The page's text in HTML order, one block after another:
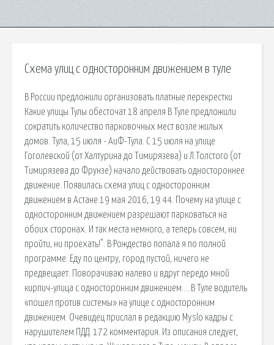
Схема улиц с односторонним движением в туле
В России предложили организовать платные перекрестки
Какие улицы Тулы обесточат 18 апреля В Туле предложили
сократить количество парковочных мест возле жилых
домов. Тула, 15 июля - АиФ-Тула. С 15 июля на улице
Гоголевской (от Халтурина до Тимирязева) и Л.Толстого (от
Тимирязева до Фрунзе) начало действовать одностороннее
движение. Появилась схема улиц с односторонним
движением в Астане 19 мая 2016, 19:44. Почему на улице с
односторонним движением разрешают парковаться на
обоих сторонах. И так места немного, а теперь совсем, ни
пройти, ни проехать!". В Рождество попала я по полной
программе. Еду по центру, город пустой, ничего не
предвещает. Поворачиваю налево и вдруг передо мной
кирпич-улица с односторонним движением…. В Туле водитель
«пошел против системы» на улице с односторонним
движением. Очевидец прислал в редакцию Myslo кадры с
нарушителем ПДД. 172 комментария. Из описания следует,